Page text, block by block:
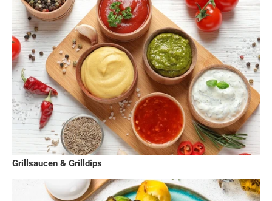
Grillsaucen & Grilldips